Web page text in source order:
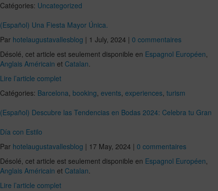
Catégories: Uncategorized
(Español) Una Fiesta Mayor Única.
Par hotelaugustavallesblog | 1 July, 2024 | 0 commentaires
Désolé, cet article est seulement disponible en Espagnol Européen,
Anglais Américain et Catalan.
Lire l’article complet
Catégories: Barcelona, booking, events, experiences, turism
(Español) Descubre las Tendencias en Bodas 2024: Celebra tu Gran
Día con Estilo
Par hotelaugustavallesblog | 17 May, 2024 | 0 commentaires
Désolé, cet article est seulement disponible en Espagnol Européen,
Anglais Américain et Catalan.
Lire l’article complet